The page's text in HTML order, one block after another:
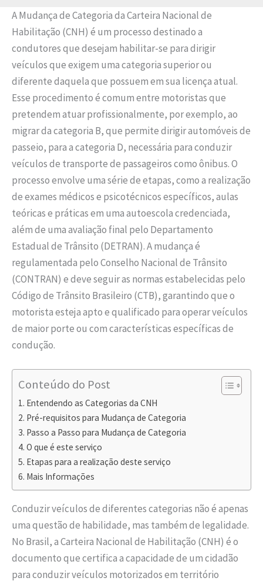
A Mudança de Categoria da Carteira Nacional de
Habilitação (CNH) é um processo destinado a
condutores que desejam habilitar-se para dirigir
veículos que exigem uma categoria superior ou
diferente daquela que possuem em sua licença atual.
Esse procedimento é comum entre motoristas que
pretendem atuar profissionalmente, por exemplo, ao
migrar da categoria B, que permite dirigir automóveis de
passeio, para a categoria D, necessária para conduzir
veículos de transporte de passageiros como ônibus. O
processo envolve uma série de etapas, como a realização
de exames médicos e psicotécnicos específicos, aulas
teóricas e práticas em uma autoescola credenciada,
além de uma avaliação final pelo Departamento
Estadual de Trânsito (DETRAN). A mudança é
regulamentada pelo Conselho Nacional de Trânsito
(CONTRAN) e deve seguir as normas estabelecidas pelo
Código de Trânsito Brasileiro (CTB), garantindo que o
motorista esteja apto e qualificado para operar veículos
de maior porte ou com características específicas de
condução.
Conteúdo do Post
Entendendo as Categorias da CNH
Pré-requisitos para Mudança de Categoria
Passo a Passo para Mudança de Categoria
O que é este serviço
Etapas para a realização deste serviço
Mais Informações
Conduzir veículos de diferentes categorias não é apenas
uma questão de habilidade, mas também de legalidade.
No Brasil, a Carteira Nacional de Habilitação (CNH) é o
documento que certifica a capacidade de um cidadão
para conduzir veículos motorizados em território